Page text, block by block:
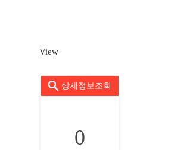
View
상세정보조회
0